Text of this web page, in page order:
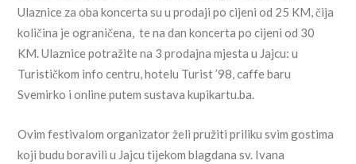
Ulaznice za oba koncerta su u prodaji po cijeni od 25 KM, čija
količina je ograničena, te na dan koncerta po cijeni od 30
KM. Ulaznice potražite na 3 prodajna mjesta u Jajcu: u
Turističkom info centru, hotelu Turist ’98, caffe baru
Svemirko i online putem sustava kupikartu.ba.
Ovim festivalom organizator želi pružiti priliku svim gostima
koji budu boravili u Jajcu tijekom blagdana sv. Ivana